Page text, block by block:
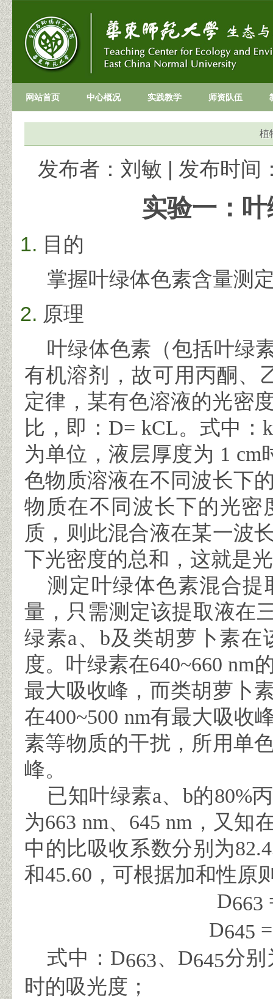
网站首页 中心概况 实践教学 师资队伍
植
发布者：刘敏 | 发布时间
实验一：
目的
掌握叶绿体色素含量测
原理
叶绿体色素（包括叶绿
有机溶剂，故可用丙酮、
定律，某有色溶液的光密
比，即： D= kCL。式中： k
为单位，液层厚度为 1 cm
色物质溶液在不同波长下
物质在不同波长下的光密
质，则此混合液在某一波
下光密度的总和，这就是
测定叶绿体色素混合提
量，只需测定该提取液在
绿素a、 b及类胡萝卜素在
度。叶绿素在640~660 nm
最大吸收峰，而类胡萝卜
在400~500 nm有最大吸收
素等物质的干扰，所用单
峰。
已知叶绿素a、 b的80%
为663 nm、 645 nm ，又知
中的比吸收系数分别为82.4
和45.60 ，可根据加和性原
D663
D645
式中： D663、 D645分别
时的吸光度；